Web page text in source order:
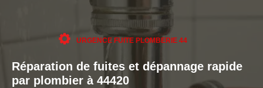
URGENCE FUITE PLOMBERIE 44
Réparation de fuites et dépannage rapide
par plombier à 44420